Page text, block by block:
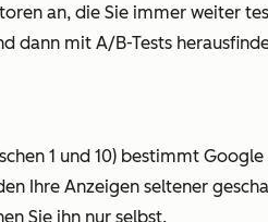
an, die Sie immer weiter
mit A/B-Tests
1 und 10) bestimmt
Ihre Anzeigen seltener
Sie ihn nur selbst.